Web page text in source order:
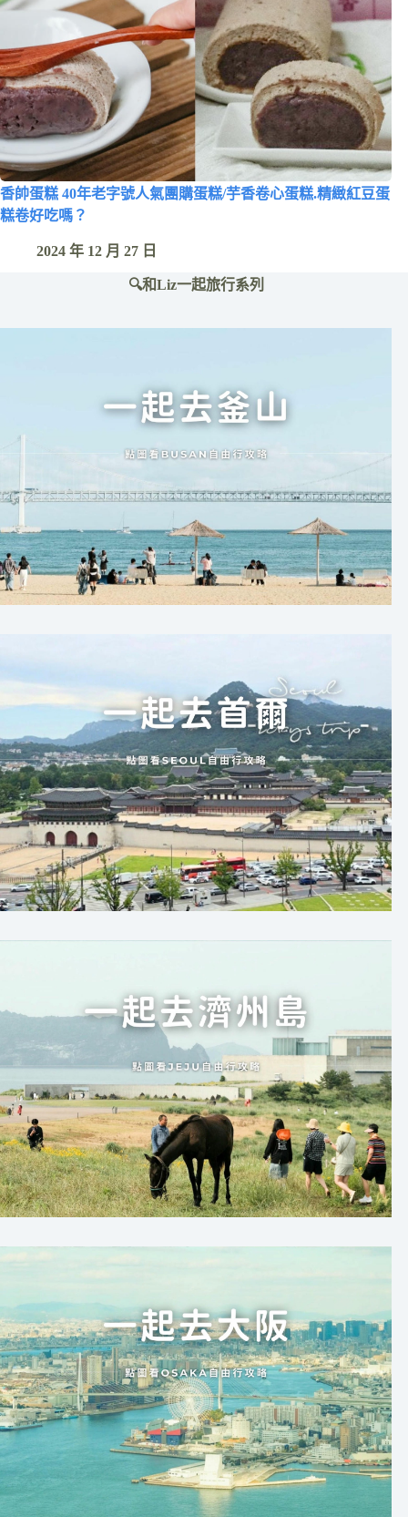
香帥蛋糕 40年老字號人氣團購蛋糕/芋香卷心蛋糕.精緻紅豆蛋
糕卷好吃嗎？
2024 年 12 月 27 日
🔍和Liz一起旅行系列